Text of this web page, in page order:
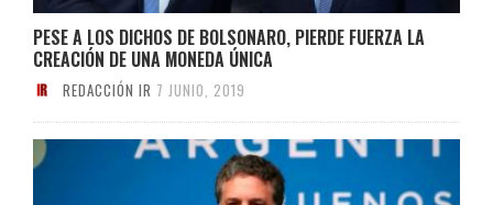
PESE A LOS DICHOS DE BOLSONARO, PIERDE FUERZA LA
CREACIÓN DE UNA MONEDA ÚNICA
REDACCIÓN IR 7 JUNIO, 2019